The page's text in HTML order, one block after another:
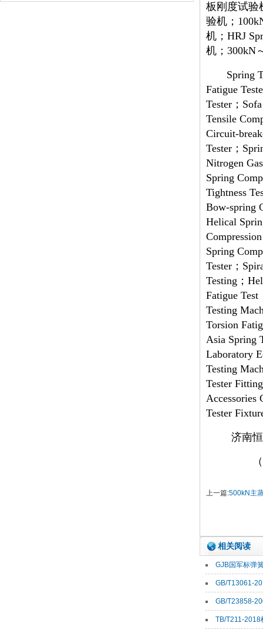
板刚度试验
验机；
机；HRJ
机；300kN
Spring
Fatigue
Tester；
Tensile
Circuit-
Tester；
Nitrogen
Spring
Tightness
Bow-spring
Helical
Spring
Tester；
Testing；
Fatigue
Testing
Torsion
Asia Spring
Laboratory
Testing
Tester
Accessories
Tester
济南
上一篇:500kN主
相关阅读
GJB国军标弹
GB/T13061-
GB/T23858-
TB/T211-2018